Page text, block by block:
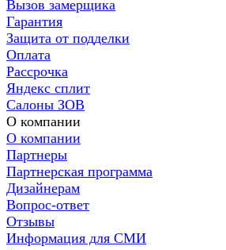
Вызов замерщика
Гарантия
Защита от подделки
Оплата
Рассрочка
Яндекс сплит
Салоны ЗОВ
О компании
О компании
Партнеры
Партнерская программа
Дизайнерам
Вопрос-ответ
Отзывы
Информация для СМИ